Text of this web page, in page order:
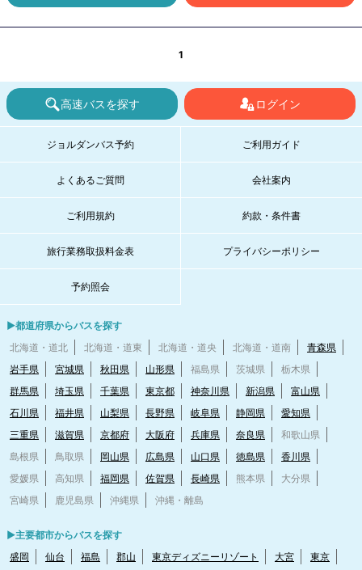
1
高速バスを探す ログイン
ジョルダンバス予約 ご利用ガイド
よくあるご質問 会社案内
ご利用規約 約款・条件書
旅行業務取扱料金表 プライバシーポリシー
予約照会
▶都道府県からバスを探す
北海道・道北
北海道・道東 北海道・道央 北海道・道南
青森県
岩手県
宮城県 秋田県 山形県 福島県 茨城県
栃木県
群馬県
埼玉県 千葉県 東京都 神奈川県 新潟県
富山県
石川県
福井県 山梨県 長野県 岐阜県 静岡県
愛知県
三重県
滋賀県 京都府 大阪府 兵庫県 奈良県
和歌山県
島根県
鳥取県 岡山県 広島県 山口県 徳島県
香川県
愛媛県
高知県 福岡県 佐賀県 長崎県 熊本県
大分県
宮崎県
鹿児島県 沖縄県 沖縄・離島
▶主要都市からバスを探す
盛岡
仙台 福島 郡山 東京ディズニーリゾート 大宮 東京